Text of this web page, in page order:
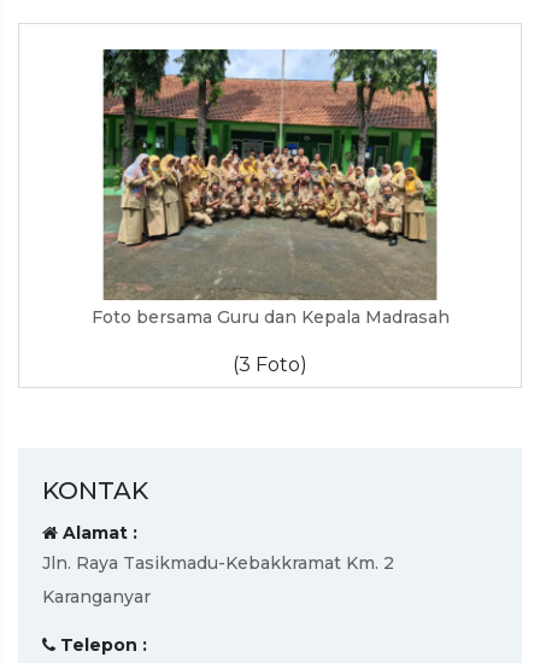
Foto bersama Guru dan Kepala Madrasah
(3 Foto)
KONTAK
Alamat :
Jln. Raya Tasikmadu-Kebakkramat Km. 2
Karanganyar
Telepon :